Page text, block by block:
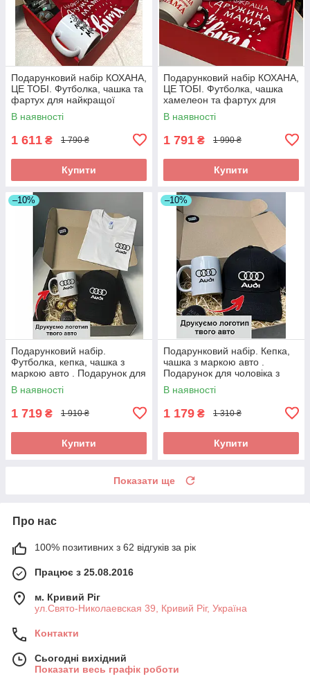
Подарунковий набір КОХАНА,
ЦЕ ТОБІ. Футболка, чашка та
фартух для найкращої
дружини та мами.
В наявності
1 611 ₴ 1 790 ₴
Купити
Подарунковий набір КОХАНА,
ЦЕ ТОБІ. Футболка, чашка
хамелеон та фартух для
найкращої дружини та мами.
В наявності
1 791 ₴ 1 990 ₴
Купити
–10%
Подарунковий набір.
Футболка, кепка, чашка з
маркою авто . Подарунок для
чоловіка з логотипом
Audi(Ауді)
В наявності
1 719 ₴ 1 910 ₴
Купити
–10%
Подарунковий набір. Кепка,
чашка з маркою авто .
Подарунок для чоловіка з
логотипом Audi(Ауді)
В наявності
1 179 ₴ 1 310 ₴
Купити
Показати ще
Про нас
100% позитивних з 62 відгуків за рік
Працює з 25.08.2016
м. Кривий Ріг
ул.Свято-Николаевская 39, Кривий Ріг, Україна
Контакти
Сьогодні вихідний
Показати весь графік роботи